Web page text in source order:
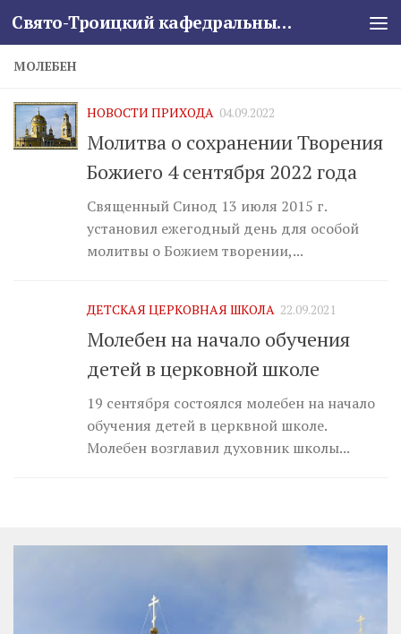
Skip to content Свято-Троицкий кафедральный собор
МОЛЕБЕН
НОВОСТИ ПРИХОДА 04.09.2022
Молитва о сохранении Творения
Божиего 4 сентября 2022 года
Священный Синод 13 июля 2015 г.
установил ежегодный день для особой
молитвы о Божием творении,...
ДЕТСКАЯ ЦЕРКОВНАЯ ШКОЛА 22.09.2021
Молебен на начало обучения
детей в церковной школе
19 сентября состоялся молебен на начало
обучения детей в церквной школе.
Молебен возглавил духовник школы...